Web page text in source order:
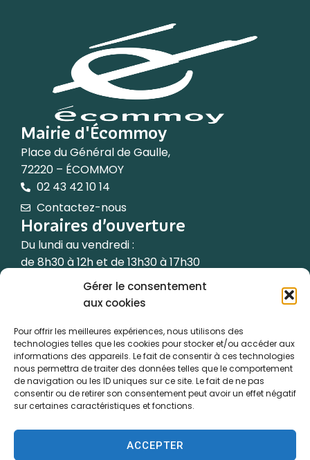
Gérer le consentement
aux cookies
Pour offrir les meilleures expériences, nous utilisons des
technologies telles que les cookies pour stocker et/ou accéder aux
informations des appareils. Le fait de consentir à ces technologies
nous permettra de traiter des données telles que le comportement
de navigation ou les ID uniques sur ce site. Le fait de ne pas
consentir ou de retirer son consentement peut avoir un effet négatif
sur certaines caractéristiques et fonctions.
ACCEPTER
Mairie d'Écommoy
Place du Général de Gaulle,
72220 – ÉCOMMOY
02 43 42 10 14
Contactez-nous
Horaires d’ouverture
Du lundi au vendredi :
de 8h30 à 12h et de 13h30 à 17h30
Le samedi de 9h à 12h
Accessibilité
Plan du site
Confidentialité